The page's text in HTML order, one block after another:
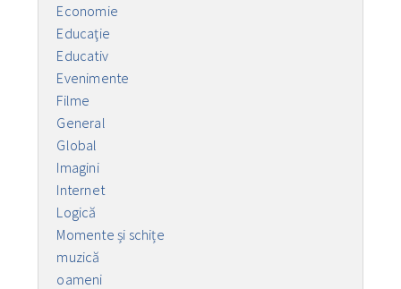
Economie
Educaţie
Educativ
Evenimente
Filme
General
Global
Imagini
Internet
Logică
Momente și schițe
muzică
oameni